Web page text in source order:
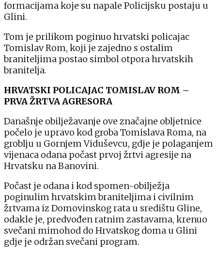
formacijama koje su napale Policijsku postaju u
Glini.
Tom je prilikom poginuo hrvatski policajac
Tomislav Rom, koji je zajedno s ostalim
braniteljima postao simbol otpora hrvatskih
branitelja.
HRVATSKI POLICAJAC TOMISLAV ROM –
PRVA ŽRTVA AGRESORA
Današnje obilježavanje ove značajne obljetnice
počelo je upravo kod groba Tomislava Roma, na
groblju u Gornjem Viduševcu, gdje je polaganjem
vijenaca odana počast prvoj žrtvi agresije na
Hrvatsku na Banovini.
Počast je odana i kod spomen-obilježja
poginulim hrvatskim braniteljima i civilnim
žrtvama iz Domovinskog rata u središtu Gline,
odakle je, predvođen ratnim zastavama, krenuo
svečani mimohod do Hrvatskog doma u Glini
gdje je održan svečani program.